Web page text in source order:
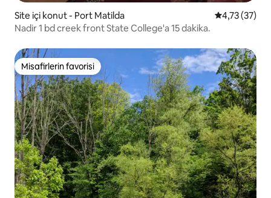
Site içi konut - Port Matilda 5 üzerinden
4,73 (37)
Nadir 1 bd creek front State College'a 15 dakika.
Misafirlerin favorisi
Misafirlerin favorisi